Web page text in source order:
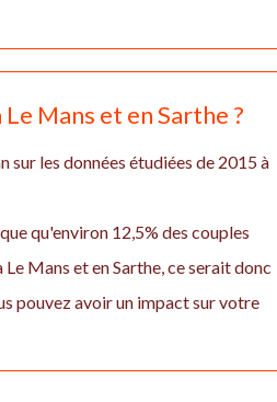
Mans et en Sarthe ?
sur les données étudiées de 2015 à
qu'environ 12,5% des couples
Mans et en Sarthe, ce serait donc
pouvez avoir un impact sur votre